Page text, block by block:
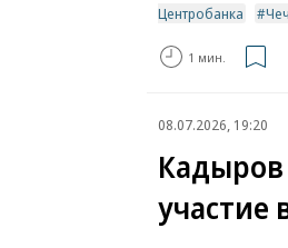
Центробанка
1 мин.
08.07.2026, 19:20
участие